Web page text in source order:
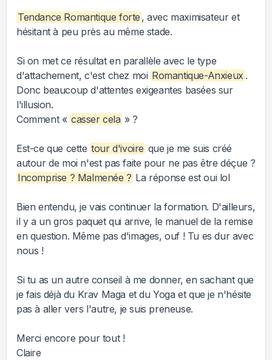
Tendance Romantique forte , avec maximisateur et
hésitant à peu près au même stade.
Si on met ce résultat en parallèle avec le type
d'attachement, c'est chez moi Romantique-Anxieux .
Donc beaucoup d'attentes exigeantes basées sur
l'illusion.
Comment « casser cela » ?
Est-ce que cette tour d'ivoire que je me suis créé
autour de moi n'est pas faite pour ne pas être déçue ?
Incomprise ? Malmenée ? La réponse est oui lol
Bien entendu, je vais continuer la formation. D'ailleurs,
il y a un gros paquet qui arrive, le manuel de la remise
en question. Même pas d'images, ouf ! Tu es dur avec
nous !
Si tu as un autre conseil à me donner, en sachant que
je fais déjà du Krav Maga et du Yoga et que je n'hésite
pas à aller vers l'autre, je suis preneuse.
Merci encore pour tout !
Claire